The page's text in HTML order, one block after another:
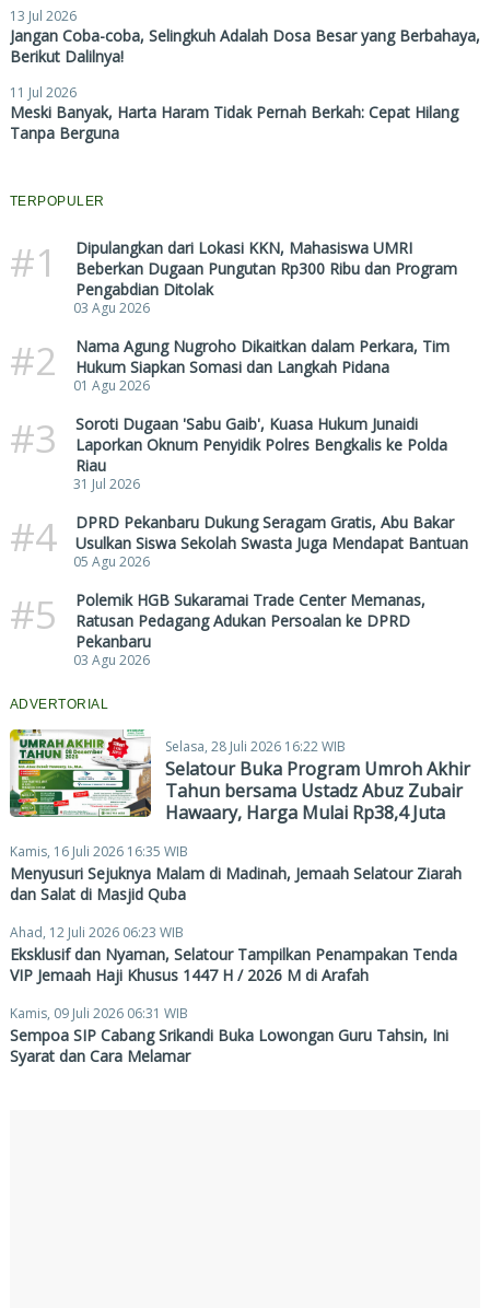
13 Jul 2026
Jangan Coba-coba, Selingkuh Adalah Dosa Besar yang Berbahaya,
Berikut Dalilnya!
11 Jul 2026
Meski Banyak, Harta Haram Tidak Pernah Berkah: Cepat Hilang
Tanpa Berguna
TERPOPULER
#1
Dipulangkan dari Lokasi KKN, Mahasiswa UMRI
Beberkan Dugaan Pungutan Rp300 Ribu dan Program
Pengabdian Ditolak
03 Agu 2026
#2
Nama Agung Nugroho Dikaitkan dalam Perkara, Tim
Hukum Siapkan Somasi dan Langkah Pidana
01 Agu 2026
#3
Soroti Dugaan 'Sabu Gaib', Kuasa Hukum Junaidi
Laporkan Oknum Penyidik Polres Bengkalis ke Polda
Riau
31 Jul 2026
#4
DPRD Pekanbaru Dukung Seragam Gratis, Abu Bakar
Usulkan Siswa Sekolah Swasta Juga Mendapat Bantuan
05 Agu 2026
#5
Polemik HGB Sukaramai Trade Center Memanas,
Ratusan Pedagang Adukan Persoalan ke DPRD
Pekanbaru
03 Agu 2026
ADVERTORIAL
Selasa, 28 Juli 2026 16:22 WIB
Selatour Buka Program Umroh Akhir
Tahun bersama Ustadz Abuz Zubair
Hawaary, Harga Mulai Rp38,4 Juta
Kamis, 16 Juli 2026 16:35 WIB
Menyusuri Sejuknya Malam di Madinah, Jemaah Selatour Ziarah
dan Salat di Masjid Quba
Ahad, 12 Juli 2026 06:23 WIB
Eksklusif dan Nyaman, Selatour Tampilkan Penampakan Tenda
VIP Jemaah Haji Khusus 1447 H / 2026 M di Arafah
Kamis, 09 Juli 2026 06:31 WIB
Sempoa SIP Cabang Srikandi Buka Lowongan Guru Tahsin, Ini
Syarat dan Cara Melamar